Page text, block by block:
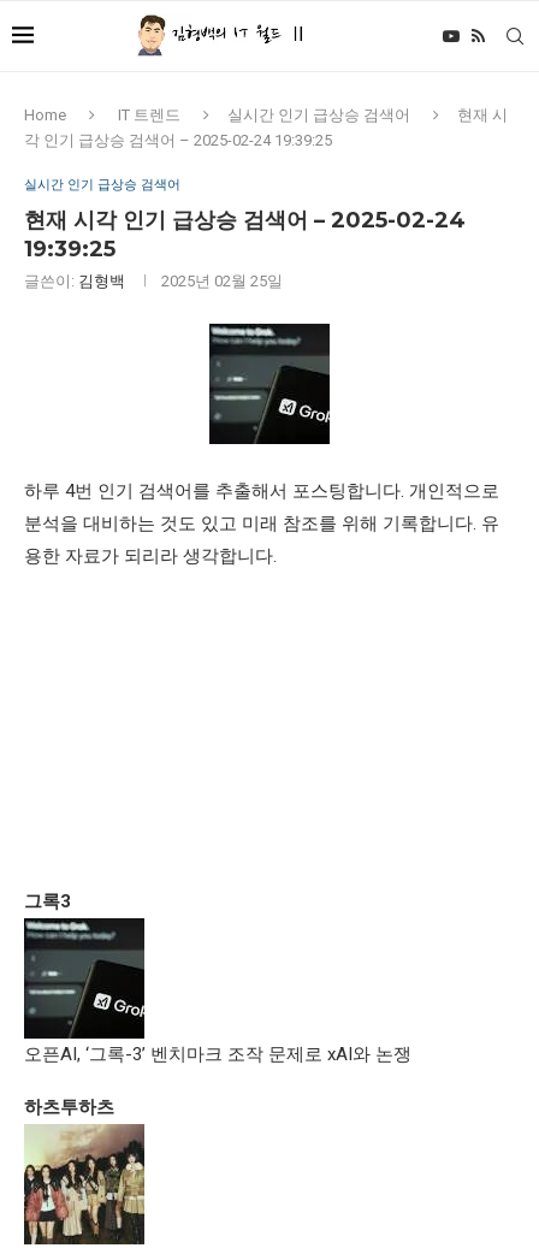
Home IT 트렌드 실시간 인기 급상승 검색어
현재 시
각 인기 급상승 검색어 – 2025-02-24 19:39:25
실시간 인기 급상승 검색어
현재 시각 인기 급상승 검색어 – 2025-02-24
19:39:25
글쓴이: 김형백 2025년 02월 25일
하루 4번 인기 검색어를 추출해서 포스팅합니다. 개인적으로
분석을 대비하는 것도 있고 미래 참조를 위해 기록합니다. 유
용한 자료가 되리라 생각합니다.
그록3
오픈AI, ‘그록-3’ 벤치마크 조작 문제로 xAI와 논쟁
하츠투하츠